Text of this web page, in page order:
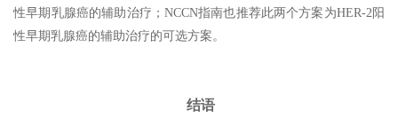
性早期乳腺癌的辅助治疗；NCCN指南也推荐此两个方案为HER-2阳
性早期乳腺癌的辅助治疗的可选方案。
结语